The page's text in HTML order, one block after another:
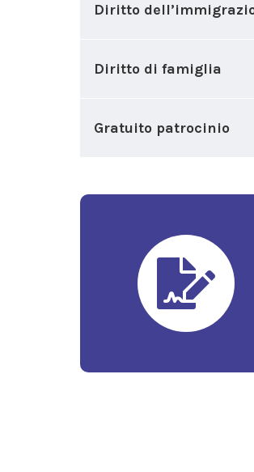
Diritto
Diritto di famiglia
Gratuito patrocinio